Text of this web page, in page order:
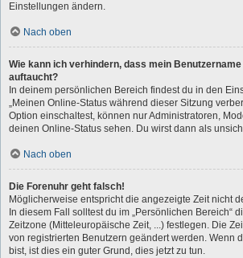
Einstellungen ändern.
Nach oben
Wie kann ich verhindern, dass mein
auftaucht?
In deinem persönlichen Bereich findest du in den
„Meinen Online-Status während dieser Sitzung
Option einschaltest, können nur Administratoren,
deinen Online-Status sehen. Du wirst dann als
Nach oben
Die Forenuhr geht falsch!
Möglicherweise entspricht die angezeigte Zeit nicht
In diesem Fall solltest du im „Persönlichen Bereich“
Zeitzone (Mitteleuropäische Zeit, ...) festlegen. Die
von registrierten Benutzern geändert werden. Wenn
bist, ist dies ein guter Grund, dies jetzt zu tun.